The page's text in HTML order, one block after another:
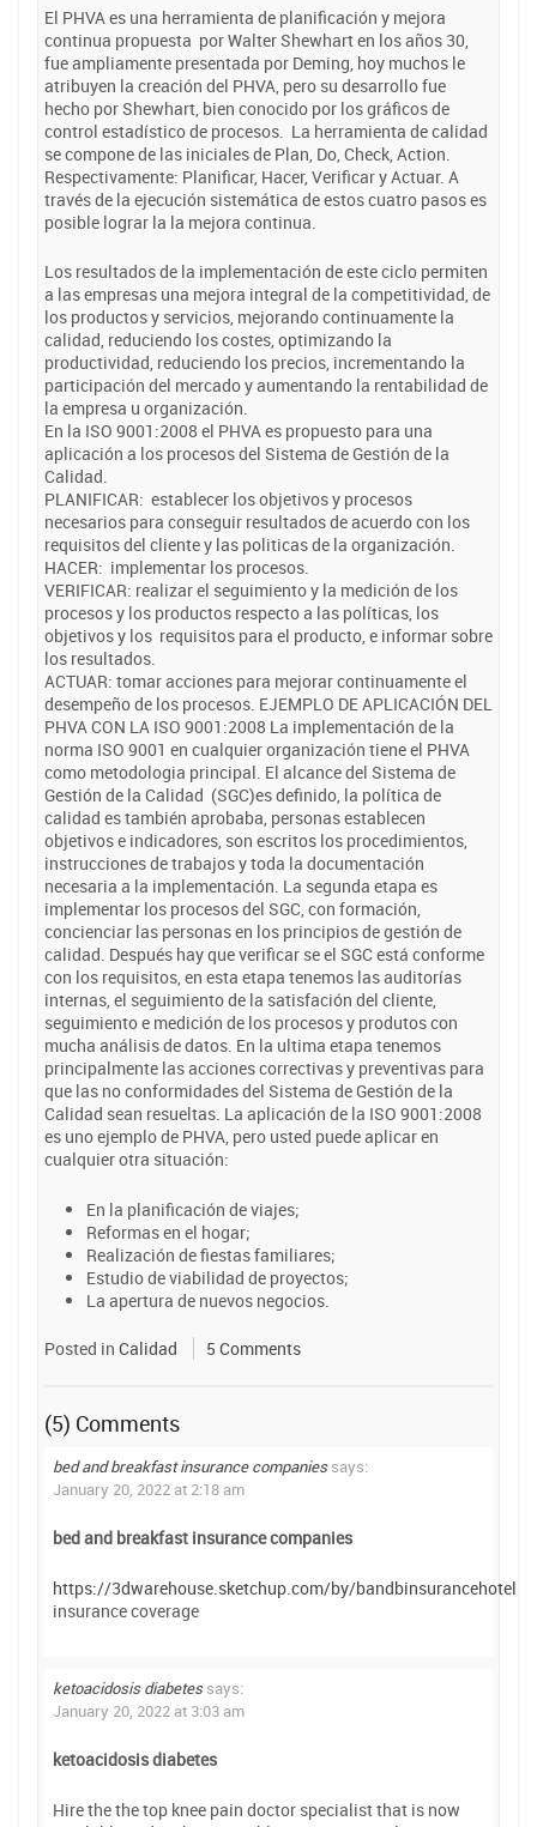
El PHVA es una herramienta de planificación y mejora
continua propuesta por Walter Shewhart en los años 30,
fue ampliamente presentada por Deming, hoy muchos le
atribuyen la creación del PHVA, pero su desarrollo fue
hecho por Shewhart, bien conocido por los gráficos de
control estadístico de procesos. La herramienta de calidad
se compone de las iniciales de Plan, Do, Check, Action.
Respectivamente: Planificar, Hacer, Verificar y Actuar. A
través de la ejecución sistemática de estos cuatro pasos es
posible lograr la la mejora continua.
Los resultados de la implementación de este ciclo permiten
a las empresas una mejora integral de la competitividad, de
los productos y servicios, mejorando continuamente la
calidad, reduciendo los costes, optimizando la
productividad, reduciendo los precios, incrementando la
participación del mercado y aumentando la rentabilidad de
la empresa u organización.
En la ISO 9001:2008 el PHVA es propuesto para una
aplicación a los procesos del Sistema de Gestión de la
Calidad.
PLANIFICAR: establecer los objetivos y procesos
necesarios para conseguir resultados de acuerdo con los
requisitos del cliente y las politicas de la organización.
HACER: implementar los procesos.
VERIFICAR: realizar el seguimiento y la medición de los
procesos y los productos respecto a las políticas, los
objetivos y los requisitos para el producto, e informar sobre
los resultados.
ACTUAR: tomar acciones para mejorar continuamente el
desempeño de los procesos. EJEMPLO DE APLICACIÓN DEL
PHVA CON LA ISO 9001:2008 La implementación de la
norma ISO 9001 en cualquier organización tiene el PHVA
como metodologia principal. El alcance del Sistema de
Gestión de la Calidad (SGC)es definido, la política de
calidad es también aprobaba, personas establecen
objetivos e indicadores, son escritos los procedimientos,
instrucciones de trabajos y toda la documentación
necesaria a la implementación. La segunda etapa es
implementar los procesos del SGC, con formación,
concienciar las personas en los principios de gestión de
calidad. Después hay que verificar se el SGC está conforme
con los requisitos, en esta etapa tenemos las auditorías
internas, el seguimiento de la satisfación del cliente,
seguimiento e medición de los procesos y produtos con
mucha análisis de datos. En la ultima etapa tenemos
principalmente las acciones correctivas y preventivas para
que las no conformidades del Sistema de Gestión de la
Calidad sean resueltas. La aplicación de la ISO 9001:2008
es uno ejemplo de PHVA, pero usted puede aplicar en
cualquier otra situación:
En la planificación de viajes;
Reformas en el hogar;
Realización de fiestas familiares;
Estudio de viabilidad de proyectos;
La apertura de nuevos negocios.
Posted in Calidad 5 Comments
(5) Comments
bed and breakfast insurance companies says:
January 20, 2022 at 2:18 am
bed and breakfast insurance companies
https://3dwarehouse.sketchup.com/by/bandbinsurancehotel
insurance coverage
ketoacidosis diabetes says:
January 20, 2022 at 3:03 am
ketoacidosis diabetes
Hire the the top knee pain doctor specialist that is now